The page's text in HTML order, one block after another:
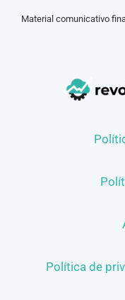
Material comunicativo
Política de